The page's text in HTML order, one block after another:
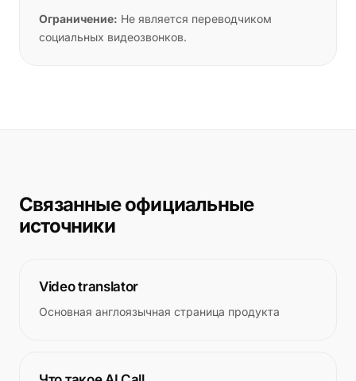
Ограничение: Не является переводчиком
социальных видеозвонков.
Связанные официальные
источники
Video translator
Основная англоязычная страница продукта